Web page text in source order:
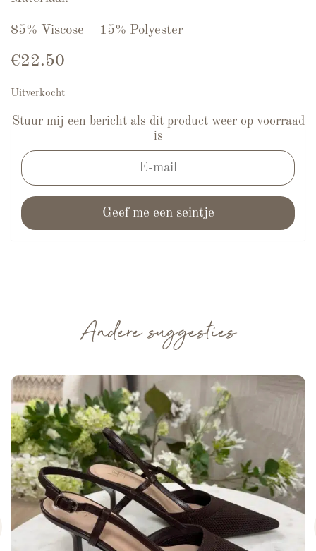
85% Viscose – 15% Polyester
€22.50
Uitverkocht
Stuur mij een bericht als dit product weer op voorraad
is
Andere suggesties